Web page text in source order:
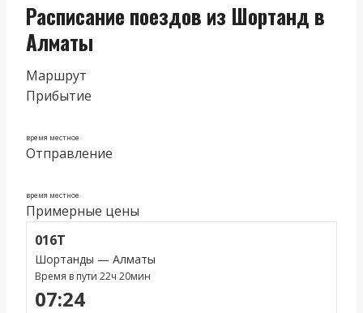
Расписание поездов из Шортанд в
Алматы
Маршрут
Прибытие
время местное
Отправление
время местное
Примерные цены
016Т
Шортанды — Алматы
Время в пути 22ч 20мин
07:24